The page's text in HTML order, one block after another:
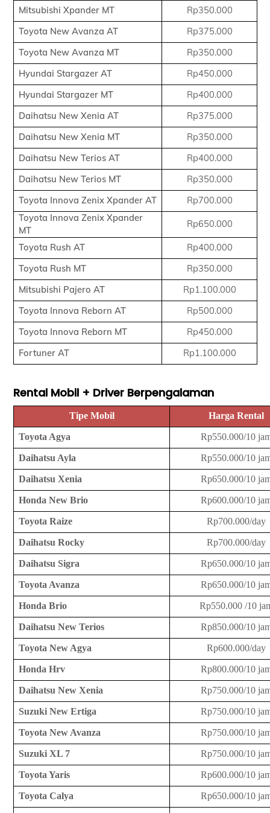
Mitsubishi Xpander MT
Rp350.000
Toyota New Avanza AT
Rp375.000
Toyota New Avanza MT
Rp350.000
Hyundai Stargazer AT
Rp450.000
Hyundai Stargazer MT
Rp400.000
Daihatsu New Xenia AT
Rp375.000
Daihatsu New Xenia MT
Rp350.000
Daihatsu New Terios AT
Rp400.000
Daihatsu New Terios MT
Rp350.000
Toyota Innova Zenix Xpander AT
Rp700.000
Toyota Innova Zenix Xpander
MT
Rp650.000
Toyota Rush AT
Rp400.000
Toyota Rush MT
Rp350.000
Mitsubishi Pajero AT
Rp1.100.000
Toyota Innova Reborn AT
Rp500.000
Toyota Innova Reborn MT
Rp450.000
Fortuner AT
Rp1.100.000
Rental Mobil + Driver Berpengalaman
Tipe Mobil Harga Rental
Toyota Agya Rp550.000/10
Daihatsu Ayla Rp550.000/10
Daihatsu Xenia Rp650.000/10
Honda New Brio Rp600.000/10
Toyota Raize Rp700.000/day
Daihatsu Rocky Rp700.000/day
Daihatsu Sigra Rp650.000/10
Toyota Avanza Rp650.000/10
Honda Brio Rp550.000 /10
Daihatsu New Terios Rp850.000/10
Toyota New Agya Rp600.000/day
Honda Hrv Rp800.000/10
Daihatsu New Xenia Rp750.000/10
Suzuki New Ertiga Rp750.000/10
Toyota New Avanza Rp750.000/10
Suzuki XL 7 Rp750.000/10
Toyota Yaris Rp600.000/10
Toyota Calya Rp650.000/10